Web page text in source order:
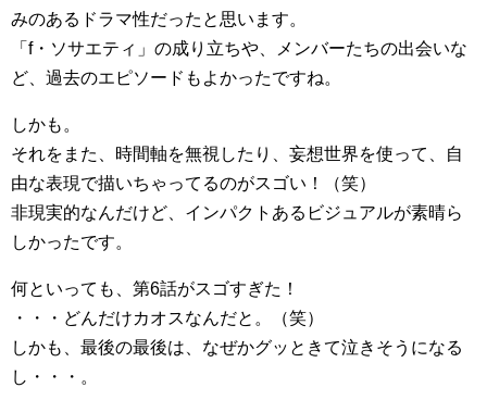
みのあるドラマ性だったと思います。
「f・ソサエティ」の成り立ちや、メンバーたちの出会いな
ど、過去のエピソードもよかったですね。
しかも。
それをまた、時間軸を無視したり、妄想世界を使って、自
由な表現で描いちゃってるのがスゴい！（笑）
非現実的なんだけど、インパクトあるビジュアルが素晴ら
しかったです。
何といっても、第6話がスゴすぎた！
・・・どんだけカオスなんだと。（笑）
しかも、最後の最後は、なぜかグッときて泣きそうになる
し・・・。